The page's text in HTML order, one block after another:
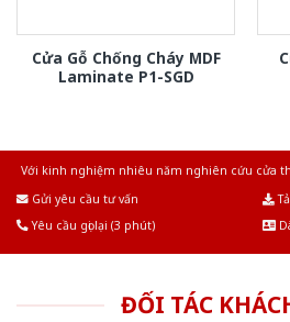
Cửa Gỗ Chống Cháy MDF
Laminate P1-SGD
Với kinh nghiệm nhiêu năm nghiên cứu cửa
Gửi yêu cầu tư vấn
Yêu cầu gọi lại (3 phút)
ĐỐI TÁC